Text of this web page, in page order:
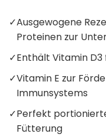
✓Ausgewogene
Proteinen zur
✓Enthält Vitamin
✓Vitamin E zur
Immunsystems
✓Perfekt
Fütterung